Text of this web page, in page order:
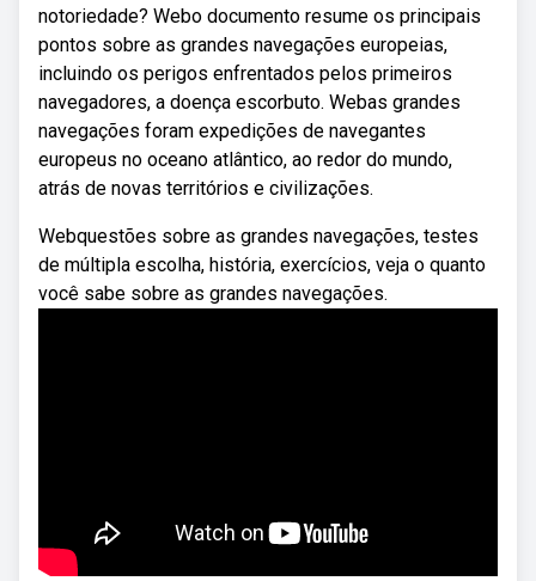
notoriedade? Webo documento resume os principais
pontos sobre as grandes navegações europeias,
incluindo os perigos enfrentados pelos primeiros
navegadores, a doença escorbuto. Webas grandes
navegações foram expedições de navegantes
europeus no oceano atlântico, ao redor do mundo,
atrás de novas territórios e civilizações.
Webquestões sobre as grandes navegações, testes
de múltipla escolha, história, exercícios, veja o quanto
você sabe sobre as grandes navegações.